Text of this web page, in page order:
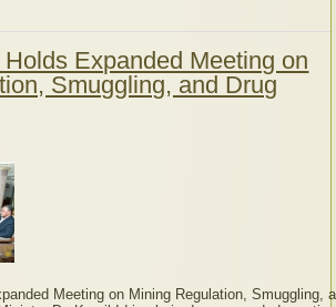
Expanded Meeting on
Smuggling, and Drug
Meeting on Mining Regulation, Smuggling,